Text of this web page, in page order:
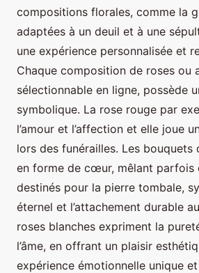
compositions florales, comme la
adaptées à un deuil et à une
une expérience personnalisée et
Chaque composition de roses ou
sélectionnable en ligne, possède
symbolique. La rose rouge par
l’amour et l’affection et elle joue
lors des funérailles. Les bouquets
en forme de cœur, mêlant parfois
destinés pour la pierre tombale,
éternel et l’attachement durable
roses blanches expriment la
l’âme, en offrant un plaisir
expérience émotionnelle unique